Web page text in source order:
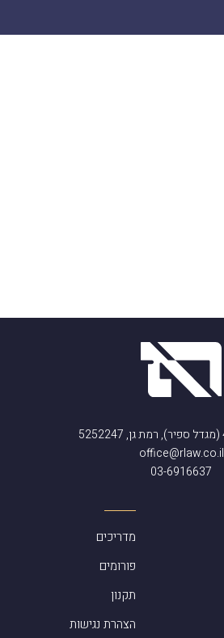
office@rlaw.co.il
03-6916637
מדריכים
פורומים
תקנון
הצהרת נגישות